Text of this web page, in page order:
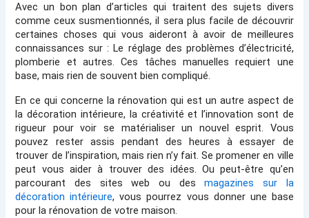
Avec un bon plan d’articles qui traitent des sujets divers
comme ceux susmentionnés, il sera plus facile de découvrir
certaines choses qui vous aideront à avoir de meilleures
connaissances sur : Le réglage des problèmes d’électricité,
plomberie et autres. Ces tâches manuelles requiert une
base, mais rien de souvent bien compliqué.
En ce qui concerne la rénovation qui est un autre aspect de
la décoration intérieure, la créativité et l’innovation sont de
rigueur pour voir se matérialiser un nouvel esprit. Vous
pouvez rester assis pendant des heures à essayer de
trouver de l’inspiration, mais rien n’y fait. Se promener en ville
peut vous aider à trouver des idées. Ou peut-être qu’en
parcourant des sites web ou des magazines sur la
décoration intérieure, vous pourrez vous donner une base
pour la rénovation de votre maison.